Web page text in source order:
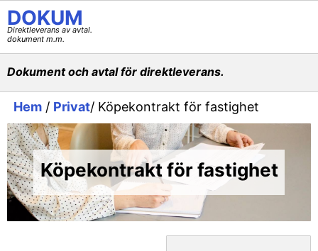
DOKUM
Direktleverans av avtal.
dokument m.m.
Dokument och avtal för direktleverans.
Hem / Privat/ Köpekontrakt för fastighet
Köpekontrakt för fastighet